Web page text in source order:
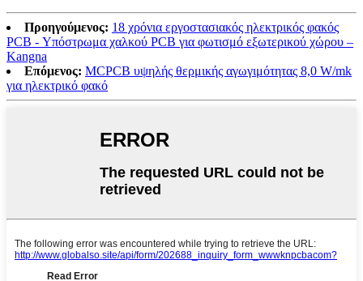
Προηγούμενος: 18 χρόνια εργοστασιακός ηλεκτρικός φακός
PCB - Υπόστρωμα χαλκού PCB για φωτισμό εξωτερικού χώρου –
Kangna
Επόμενος: MCPCB υψηλής θερμικής αγωγιμότητας 8,0 W/mk
για ηλεκτρικό φακό